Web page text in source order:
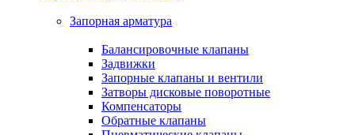
Запорная арматура
Балансировочные клапаны
Задвижки
Запорные клапаны и вентили
Затворы дисковые поворотные
Компенсаторы
Обратные клапаны